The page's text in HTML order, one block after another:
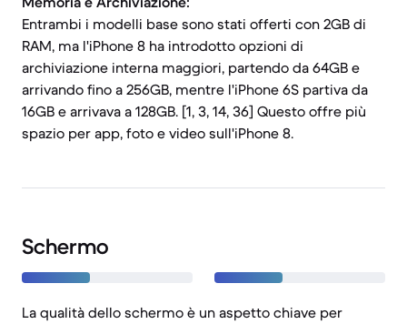
Entrambi i modelli base sono stati offerti con 2GB di
RAM, ma l'iPhone 8 ha introdotto opzioni di
archiviazione interna maggiori, partendo da 64GB e
arrivando fino a 256GB, mentre l'iPhone 6S partiva da
16GB e arrivava a 128GB. [1, 3, 14, 36] Questo offre più
spazio per app, foto e video sull'iPhone 8.
Schermo
La qualità dello schermo è un aspetto chiave per